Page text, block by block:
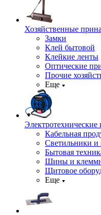
Хозяйственные
Замки
Клей бытовой
Клейкие ленты
Оптические
Прочие
Еще
Электротехнические
Кабельная
Светильники
Бытовая
Шины и
Щитовое
Еще